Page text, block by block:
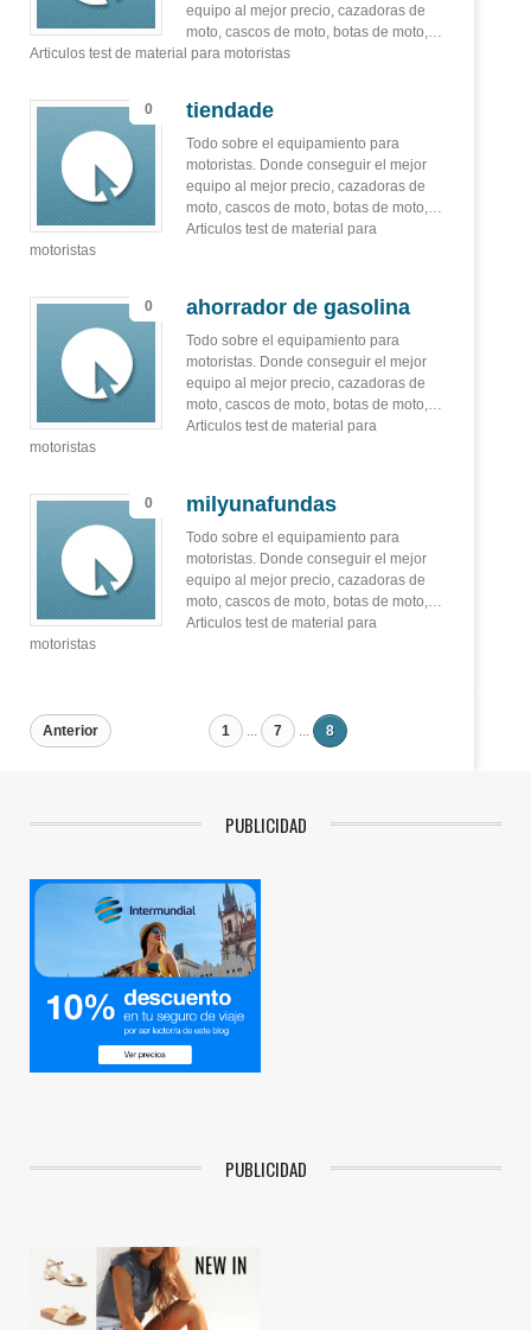
equipo al mejor precio, cazadoras de
moto, cascos de moto, botas de moto,…
Articulos test de material para motoristas
0 tiendade
Todo sobre el equipamiento para
motoristas. Donde conseguir el mejor
equipo al mejor precio, cazadoras de
moto, cascos de moto, botas de moto,…
Articulos test de material para
motoristas
0 ahorrador de gasolina
Todo sobre el equipamiento para
motoristas. Donde conseguir el mejor
equipo al mejor precio, cazadoras de
moto, cascos de moto, botas de moto,…
Articulos test de material para
motoristas
0 milyunafundas
Todo sobre el equipamiento para
motoristas. Donde conseguir el mejor
equipo al mejor precio, cazadoras de
moto, cascos de moto, botas de moto,…
Articulos test de material para
motoristas
Anterior 1 ... 7 ... 8
PUBLICIDAD
PUBLICIDAD